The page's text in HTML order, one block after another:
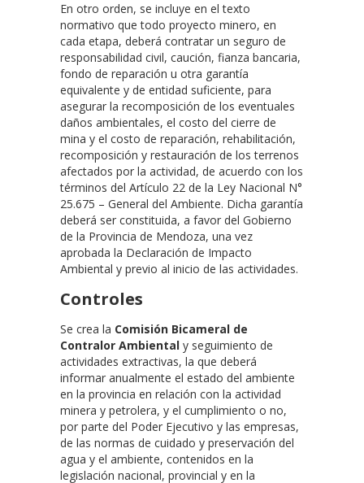
En otro orden, se incluye en el texto
normativo que todo proyecto minero, en
cada etapa, deberá contratar un seguro de
responsabilidad civil, caución, fianza bancaria,
fondo de reparación u otra garantía
equivalente y de entidad suficiente, para
asegurar la recomposición de los eventuales
daños ambientales, el costo del cierre de
mina y el costo de reparación, rehabilitación,
recomposición y restauración de los terrenos
afectados por la actividad, de acuerdo con los
términos del Artículo 22 de la Ley Nacional N°
25.675 – General del Ambiente. Dicha garantía
deberá ser constituida, a favor del Gobierno
de la Provincia de Mendoza, una vez
aprobada la Declaración de Impacto
Ambiental y previo al inicio de las actividades.
Controles
Se crea la Comisión Bicameral de
Contralor Ambiental y seguimiento de
actividades extractivas, la que deberá
informar anualmente el estado del ambiente
en la provincia en relación con la actividad
minera y petrolera, y el cumplimiento o no,
por parte del Poder Ejecutivo y las empresas,
de las normas de cuidado y preservación del
agua y el ambiente, contenidos en la
legislación nacional, provincial y en la